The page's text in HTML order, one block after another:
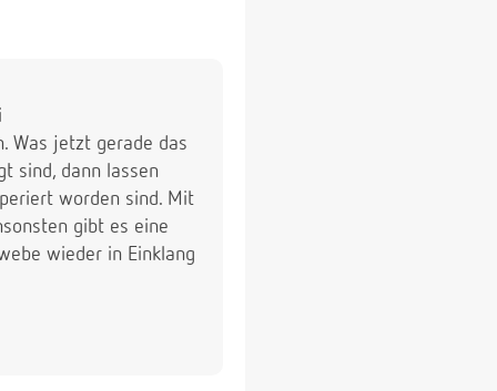
Was jetzt gerade das
sind, dann lassen
worden sind. Mit
gibt es eine
wieder in Einklang